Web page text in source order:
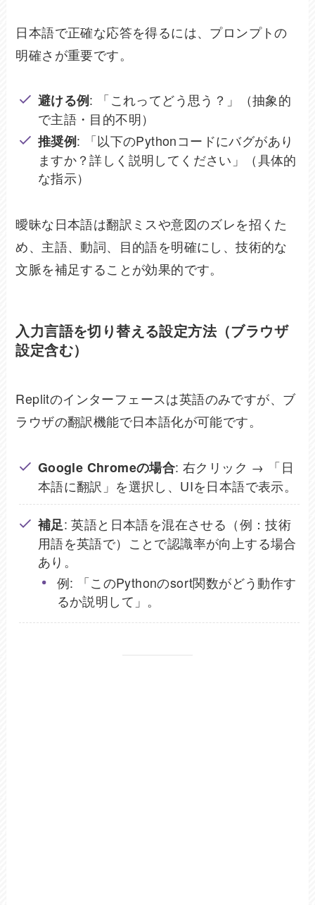
日本語で正確な応答を得るには、プロンプトの
明確さが重要です。
避ける例: 「これってどう思う？」（抽象的
で主語・目的不明）
推奨例: 「以下のPythonコードにバグがあり
ますか？詳しく説明してください」（具体的
な指示）
曖昧な日本語は翻訳ミスや意図のズレを招くた
め、主語、動詞、目的語を明確にし、技術的な
文脈を補足することが効果的です。
入力言語を切り替える設定方法（ブラウザ
設定含む）
Replitのインターフェースは英語のみですが、ブ
ラウザの翻訳機能で日本語化が可能です。
Google Chromeの場合: 右クリック → 「日
本語に翻訳」を選択し、UIを日本語で表示。
補足: 英語と日本語を混在させる（例：技術
用語を英語で）ことで認識率が向上する場合
あり。
例: 「このPythonのsort関数がどう動作す
るか説明して」。